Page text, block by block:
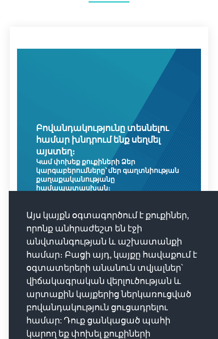
Բովանդակությունը տեսնելու
համար խնդրում ենք սեղմել
այստեղ։
Կամ փոխեք քուքիների Ձեր
կարգաբերումները՝ մեր գաղտնիության
քաղաքականությանը
համապատասխան։
Erststimme #105
Julius van de Laar: Was nehmen wir aus
dem Wahlkampf mit?
In dieser Episode sprechen wir mit dem
Այս կայքն օգտագործում է քուքիներ,
որոնք անհրաժեշտ են էջի
անվտանգության և աշխատանքի
համար։ Բացի այդ, կայքը հավաքում է
օգտատերերի անանուն տվյալներ՝
վիճակագրական վերլուծության և
արտաքին կայքերից ներկառուցված
բովանդակություն ցուցադրելու
համար: Դուք ցանկացած պահի
կարող եք փոխել քուքիների